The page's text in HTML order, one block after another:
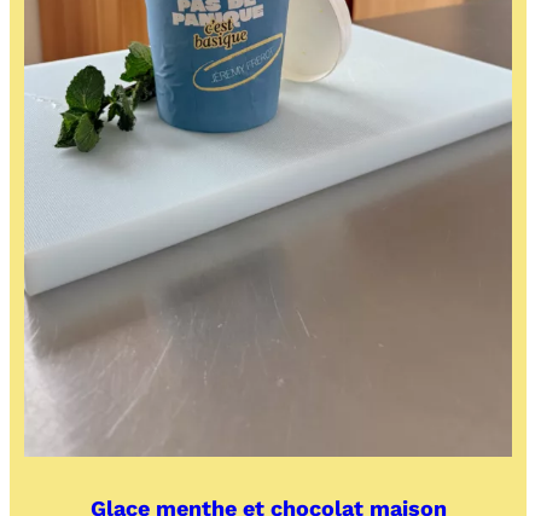
Glace menthe et chocolat maison